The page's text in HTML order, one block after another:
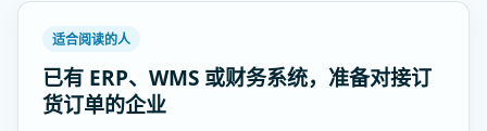
适合阅读的人
已有 ERP、WMS 或财务系统，准备对接订
货订单的企业